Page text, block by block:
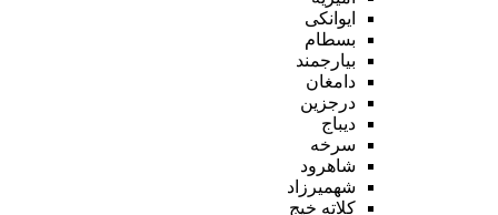
ایوانکی
بسطام
بیارجمند
دامغان
درجزین
دیباج
سرخه
شاهرود
شهمیرزاد
کلاته خیج